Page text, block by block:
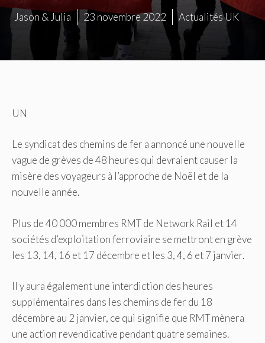
Jason & Julia 23 novembre 2022 Actualités UK
UN
Le syndicat des chemins de fer a annoncé une nouvelle
vague de grèves de 48 heures qui devraient causer la
misère des voyageurs à l’approche de Noël et de la
nouvelle année.
Plus de 40 000 membres RMT de Network Rail et 14
sociétés d’exploitation ferroviaire se mettront en grève
les 13, 14, 16 et 17 décembre et les 3, 4, 6 et 7 janvier.
Il y aura également une interdiction des heures
supplémentaires dans les chemins de fer du 18
décembre au 2 janvier, ce qui signifie que RMT mènera
une action revendicative pendant quatre semaines.